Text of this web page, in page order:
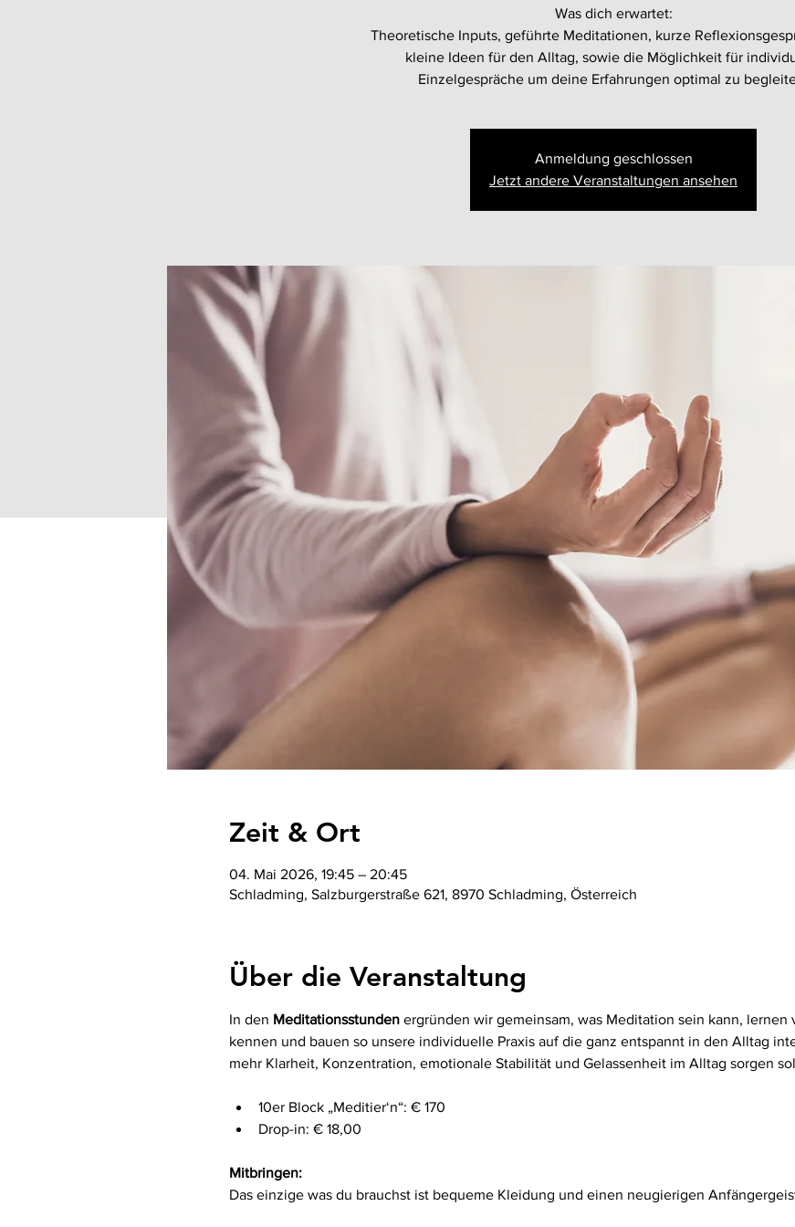
Was dich erwartet:
Theoretische Inputs, geführte Meditationen, kurze
kleine Ideen für den Alltag, sowie die Möglichkeit für
Einzelgespräche um deine Erfahrungen optimal zu
Anmeldung geschlossen
Jetzt andere Veranstaltungen ansehen
Zeit & Ort
04. Mai 2026, 19:45 – 20:45
Schladming, Salzburgerstraße 621, 8970 Schladming, Österreich
Über die Veranstaltung
In den Meditationsstunden ergründen wir gemeinsam, was Meditation sein kann, lernen
kennen und bauen so unsere individuelle Praxis auf die ganz entspannt in den Alltag
mehr Klarheit, Konzentration, emotionale Stabilität und Gelassenheit im Alltag sorgen
10er Block „Meditier‘n“: € 170
Drop-in: € 18,00
Mitbringen:
Das einzige was du brauchst ist bequeme Kleidung und einen neugierigen